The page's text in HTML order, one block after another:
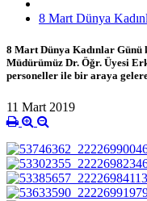
8 Mart Dünya
8 Mart Dünya Kadınlar
Müdürümüz Dr. Öğr. Üyesi
personeller ile bir araya
11 Mart 2019